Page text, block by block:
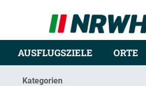
AUSFLUGSZIELE ORTE
Kategorien